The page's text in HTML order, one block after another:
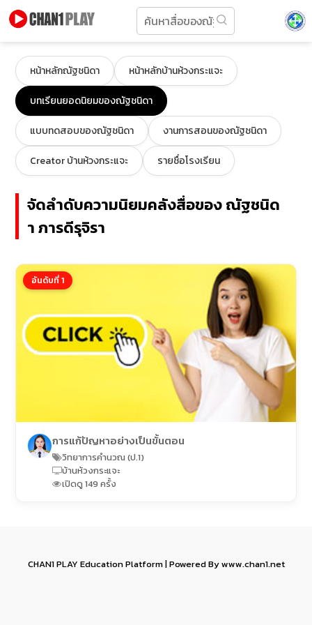
หน้าหลักณัฐชนิดา หน้าหลักบ้านห้วงกระแจะ
บทเรียนยอดนิยมของณัฐชนิดา
แบบทดสอบของณัฐชนิดา งานการสอนของณัฐชนิดา
Creator บ้านห้วงกระแจะ รายชื่อโรงเรียน
จัดลำดับความนิยมคลังสื่อของ ณัฐชนิด
า ภารดีรุจิรา
อันดับที่ 1
การแก้ปัญหาอย่างเป็นขั้นตอน
วิทยาการคำนวณ (ป.1)
บ้านห้วงกระแจะ
เปิดดู 149 ครั้ง
CHAN1 PLAY Education Platform | Powered By www.chan1.net